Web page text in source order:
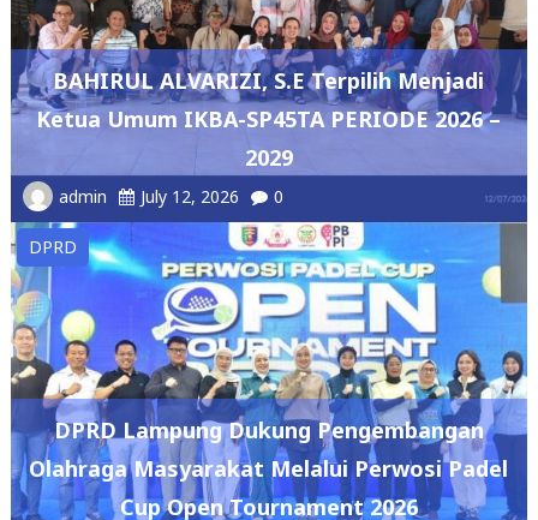
BAHIRUL ALVARIZI, S.E Terpilih Menjadi
Ketua Umum IKBA-SP45TA PERIODE 2026 –
2029
admin July 12, 2026 0
DPRD
DPRD Lampung Dukung Pengembangan
Olahraga Masyarakat Melalui Perwosi Padel
Cup Open Tournament 2026